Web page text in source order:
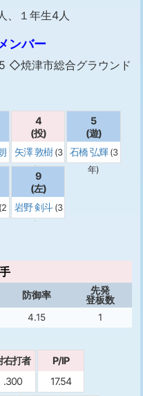
、１年生4人
ンバー
◇焼津市総合グラウンド
4
(投)
矢澤 敦樹(3
年)
5
(遊)
石橋 弘輝(3
年)
(2
9
(左)
岩野 剣斗(3
年)
防御率
先発
登板数
4.15 1
右打者
.300
P/IP
17.54